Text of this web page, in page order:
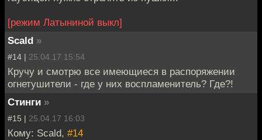
[режим Латыниной выкл]
Scald »
#14 | 25.04.17 15:54
Кручу и смотрю все имеющиеся в распоряжении
огнетушители - где у них воспламенитель? Где?!
Стинги »
#15 | 25.04.17 16:03
Кому: Scald, #14